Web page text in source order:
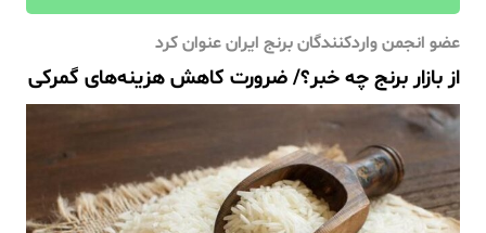
عضو انجمن واردکنندگان برنج ایران عنوان کرد
از بازار برنج چه خبر؟/ ضرورت کاهش هزینه‌های گمرکی